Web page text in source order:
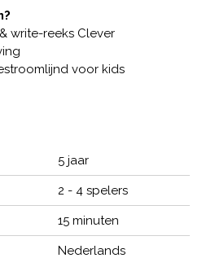
write-reeks Clever
voor kids
5 jaar
2 - 4 spelers
15 minuten
Nederlands